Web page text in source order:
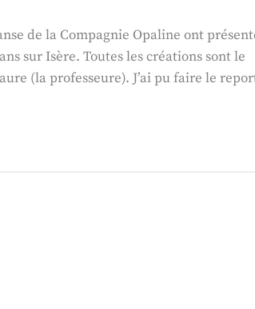
de la Compagnie Opaline ont
sur Isère. Toutes les créations sont le
(la professeure). J’ai pu faire le